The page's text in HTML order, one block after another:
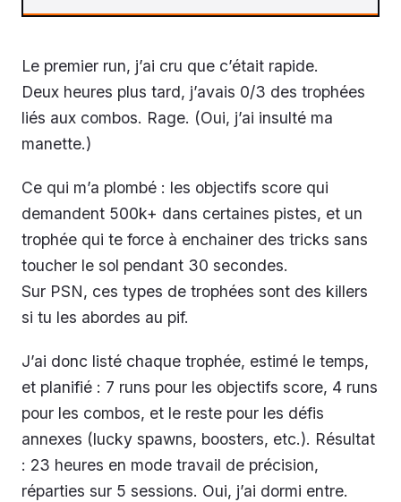
Le premier run, j’ai cru que c’était rapide.
Deux heures plus tard, j’avais 0/3 des trophées
liés aux combos. Rage. (Oui, j’ai insulté ma
manette.)
Ce qui m’a plombé : les objectifs score qui
demandent 500k+ dans certaines pistes, et un
trophée qui te force à enchainer des tricks sans
toucher le sol pendant 30 secondes.
Sur PSN, ces types de trophées sont des killers
si tu les abordes au pif.
J’ai donc listé chaque trophée, estimé le temps,
et planifié : 7 runs pour les objectifs score, 4 runs
pour les combos, et le reste pour les défis
annexes (lucky spawns, boosters, etc.). Résultat
: 23 heures en mode travail de précision,
réparties sur 5 sessions. Oui, j’ai dormi entre.